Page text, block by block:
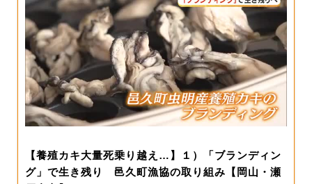
【養殖カキ大量死乗り越え…】１）「ブランディン
グ」で生き残り 邑久町漁協の取り組み【岡山・瀬